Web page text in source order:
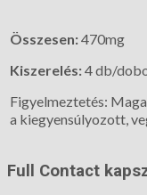
Összesen:470mg
Kiszerelés:4 db/
Figyelmeztetés:
a kiegyensúlyozott,
Full Contact